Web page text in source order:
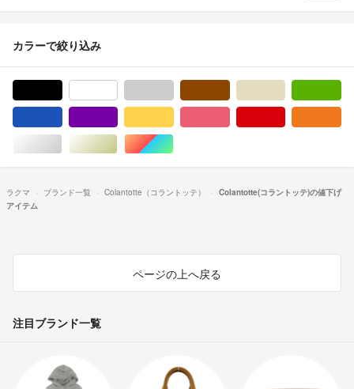
カラーで絞り込み
シルバー/銀色系ゴールド/金色系マルチカラー
ラクマ ブランド一覧 Colantotte（コラントッテ）
Colantotte(コラントッテ)の値下げ
アイテム
ページの上へ戻る
注目ブランド一覧